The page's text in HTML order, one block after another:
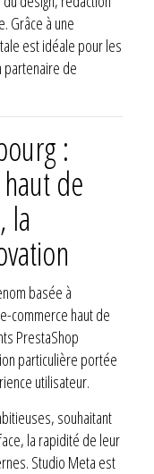
Grâce à une
est idéale pour les
partenaire de
:
de
la
basée à
commerce haut de
PrestaShop
particulière portée
utilisateur.
souhaitant
la rapidité de leur
Studio Meta est